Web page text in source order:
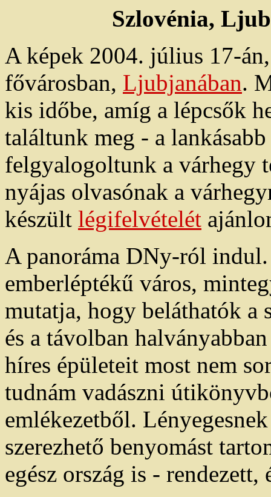
Szlovénia,
A képek 2004. július 17-
fővárosban, Ljubjanában.
kis időbe, amíg a lépcsők
találtunk meg - a
felgyalogoltunk a várhegy
nyájas olvasónak a
készült légifelvételét
A panoráma DNy-ról
emberléptékű város,
mutatja, hogy beláthatók a
és a távolban
híres épületeit most nem
tudnám vadászni
emlékezetből.
szerezhető benyomást
egész ország is -